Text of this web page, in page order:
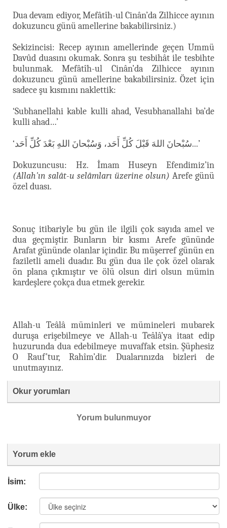
Dua devam ediyor, Mefâtîh-ul Cinân’da Zilhicce ayının
dokuzuncu günü amellerine bakabilirsiniz.)
Sekizincisi: Recep ayının amellerinde geçen Ummü
Davûd duasını okumak. Sonra şu tesbihât ile tesbihte
bulunmak. Mefâtîh-ul Cinân’da Zilhicce ayının
dokuzuncu günü amellerine bakabilirsiniz. Özet için
sadece şu kısmını naklettik:
‘Subhanellahi kable kulli ahad, Vesubhanallahi ba’de
kulli ahad…’
‘سُبْحانَ اللهَ قَبْلَ كُلِّ أَحَد، وَسُبْحانَ اللهِ بَعْدَ كُلِّ أَحَد...’
Dokuzuncusu: Hz. İmam Huseyn Efendimiz’in
(Allah'ın salât-u selâmları üzerine olsun) Arefe günü
özel duası.
Sonuç itibariyle bu gün ile ilgili çok sayıda amel ve
dua geçmiştir. Bunların bir kısmı Arefe gününde
Arafat gününde olanlar içindir. Bu müşerref günün en
faziletli ameli duadır. Bu gün dua ile çok özel olarak
ön plana çıkmıştır ve ölü olsun diri olsun mümin
kardeşlere çokça dua etmek gerekir.
Allah-u Teâlâ müminleri ve mümineleri mubarek
duruşa erişebilmeye ve Allah-u Teâlâ’ya itaat edip
huzurunda dua edebilmeye muvaffak etsin. Şüphesiz
O Rauf’tur, Rahîm’dir. Dualarınızda bizleri de
unutmayınız.
Okur yorumları
Yorum bulunmuyor
Yorum ekle
İsim:
Ülke: